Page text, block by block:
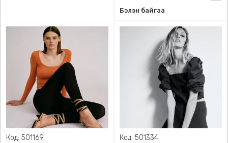
Бэлэн байгаа
Код: 501169
Код: 501334